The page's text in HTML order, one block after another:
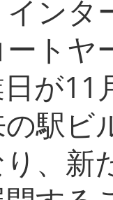
ンタ
トヤ
が11
駅ビ
、新